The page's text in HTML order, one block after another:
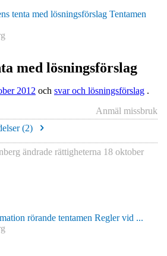
tenta med lösningsförslag Tentamen
med lösningsförslag
2012 och svar och lösningsförslag .
Anmäl missbruk
(2)
ändrade rättigheterna 18 oktober
rörande tentamen Regler vid ...